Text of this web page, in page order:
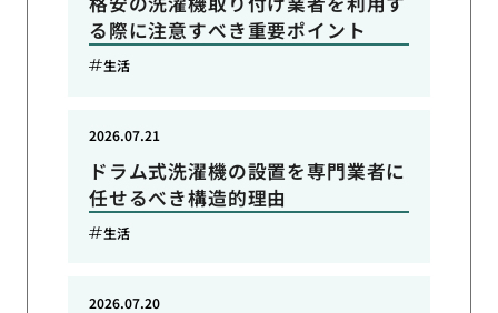
る際に注意すべき重要ポイント
生活
ドラム式洗濯機の設置を専門業者に
任せるべき構造的理由
2026.07.21
生活
2026.07.20